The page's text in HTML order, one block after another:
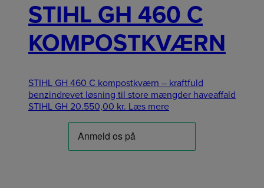
STIHL GH 460 C
KOMPOSTKVÆRN
STIHL GH 460 C kompostkværn – kraftfuld
benzindrevet løsning til store mængder haveaffald
STIHL GH 20.550,00 kr. Læs mere